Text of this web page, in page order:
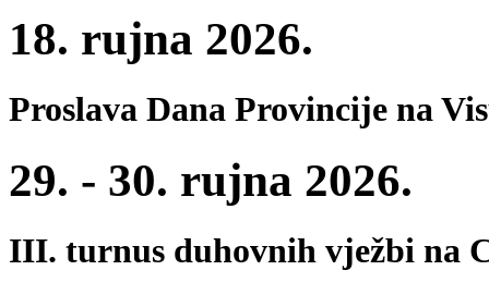
18. rujna 2026.
Proslava Dana Provincije na
29. - 30. rujna 2026.
III. turnus duhovnih vježbi na